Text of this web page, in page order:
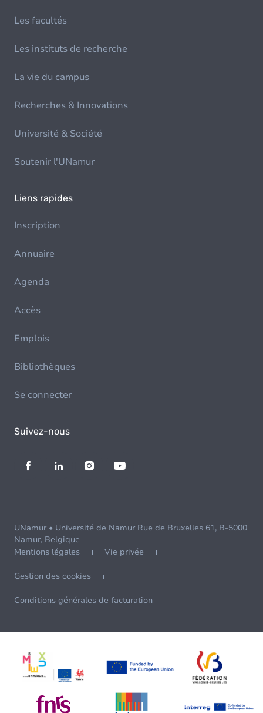
Les facultés
Les instituts de recherche
La vie du campus
Recherches & Innovations
Université & Société
Soutenir l'UNamur
Liens rapides
Inscription
Annuaire
Agenda
Accès
Emplois
Bibliothèques
Se connecter
Suivez-nous
UNamur • Université de Namur Rue de Bruxelles 61, B-5000
Namur, Belgique
Mentions légales
Vie privée
Gestion des cookies
Conditions générales de facturation